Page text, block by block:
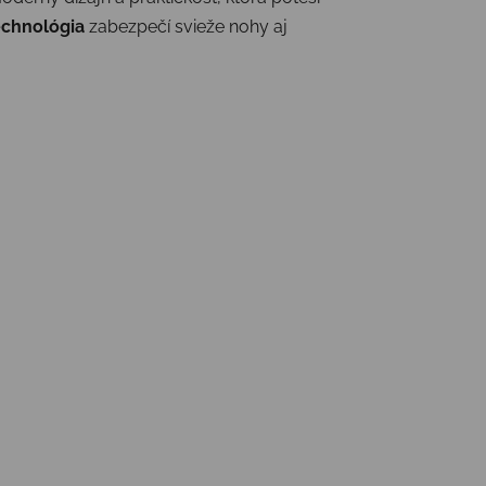
zabezpečí svieže nohy aj